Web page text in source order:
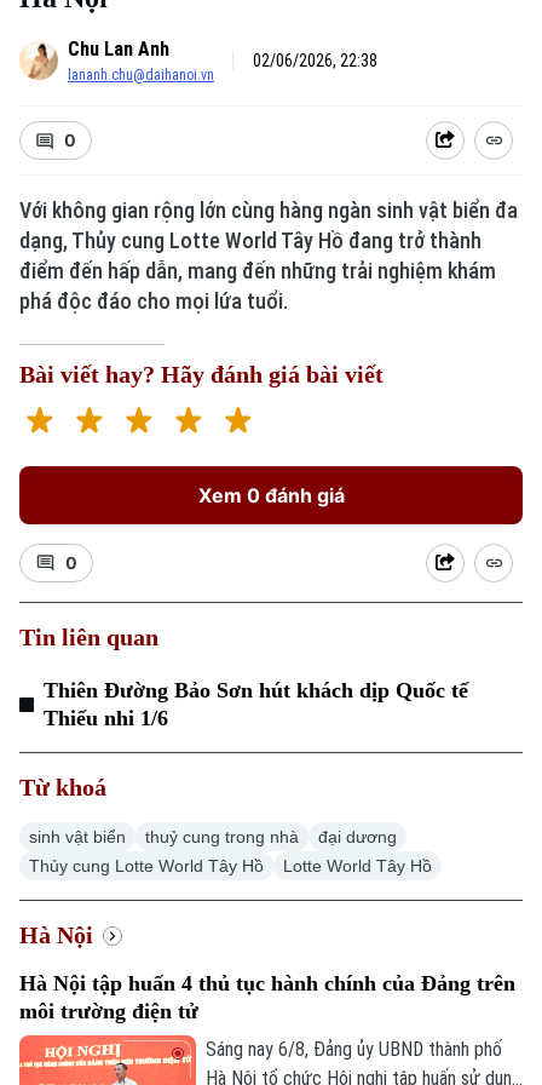
Xu hướng
Chuyên mục
Thời sự
Hà Nội
Hà Nội
Chu Lan Anh
lananh.chu@daihanoi.vn
02/06/2026, 22:38
0
Với không gian rộng lớn cùng hàng ngàn sinh vật biển đa
dạng, Thủy cung Lotte World Tây Hồ đang trở thành
điểm đến hấp dẫn, mang đến những trải nghiệm khám
phá độc đáo cho mọi lứa tuổi.
Bài viết hay? Hãy đánh giá bài viết
Xem 0 đánh giá
0
Tin liên quan
Thiên Đường Bảo Sơn hút khách dịp Quốc tế
Thiếu nhi 1/6
Từ khoá
sinh vật biển thuỷ cung trong nhà
đại dương
Thủy cung Lotte World Tây Hồ
Lotte World Tây Hồ
Hà Nội
Hà Nội tập huấn 4 thủ tục hành chính của Đảng trên
môi trường điện tử
Sáng nay 6/8, Đảng ủy UBND thành phố
Hà Nội tổ chức Hội nghị tập huấn sử dụng